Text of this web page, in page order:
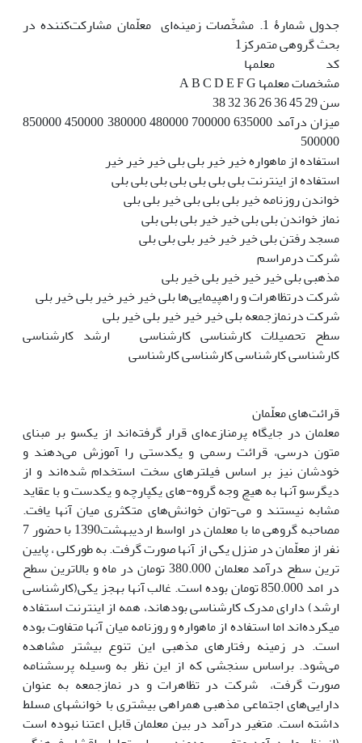
جدول شمارۀ 1. مشخّصات زمینه‌ای معلّمان مشارکت‌کننده در
بحث گروهی متمرکز1
کد معلم‏ها
مشخصات معلم‏ها A B C D E F G
سن 29 45 36 26 36 32 38
میزان درآمد 635000 700000 480000 380000 450000 850000
500000
استفاده از ماهواره خیر خیر بلی بلی خیر خیر خیر
استفاده از اینترنت بلی بلی بلی بلی بلی بلی بلی
خواندن روزنامه خیر بلی بلی بلی خیر بلی بلی
نماز خواندن بلی بلی خیر خیر بلی بلی بلی
مسجد رفتن بلی خیر خیر خیر بلی بلی بلی
شرکت درمراسم
مذهبی بلی خیر خیر خیر بلی خیر بلی
شرکت درتظاهرات و راهپیمایی‌ها بلی خیر خیر خیر بلی خیر بلی
شرکت درنمازجمعه بلی خیر خیر خیر بلی خیر بلی
سطح تحصیلات کارشناسی کارشناسی ‎ ارشد کارشناسی
کارشناسی کارشناسی کارشناسی کارشناسی
قرائت‌های معلّمان
معلمان در جایگاه پرمنازعه‌ای قرار گرفته‌اند از یک‎سو بر مبنای
متون درسی، قرائت رسمی و یک‎دستی را آموزش می‌دهند و
خودشان نیز بر اساس فیلترهای سخت استخدام شده‌اند و از
دیگرسو آن‏ها‎ به هیچ وجه گروه-های یک‎پارچه و یک‏دست و با عقاید
مشابه نیستند و می-توان خوانش‌های متکثری میان آن‏ها‎ یافت.
مصاحبه گروهی ما با معلمان در اواسط اردیبهشت1390 با حضور 7
نفر از معلّمان در منزل یکی از آن‏ها‎ صورت گرفت. به طورکلی ، پایین
ترین سطح درآمد معلمان 380.000 تومان در ماه و بالاترین سطح
در امد 850.000 تومان بوده است. غالب آن‏ها‎ به‎جز یکی(کارشناسی
ارشد) دارای مدرک کارشناسی بوده‎اند، همه از اینترنت استفاده
می‏‎کرده‌اند اما استفاده از ماهواره و روزنامه میان آن‏ها‎ متفاوت بوده
است. در زمینه رفتارهای مذهبی این تنوع بیشتر مشاهده
می‌شود. براساس سنجشی که از این نظر به وسیله پرسشنامه
صورت گرفت، شرکت در تظاهرات و در نمازجمعه به عنوان
دارایی‌های اجتماعی مذهبی همراهی بیشتری با خوانش‎های مسلط
داشته است. متغیر درآمد در بین معلمان قابل اعتنا نبوده است